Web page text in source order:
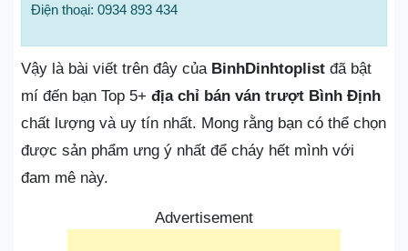
Điện thoại: 0934 893 434
Vậy là bài viết trên đây của BinhDinhtoplist đã bật
mí đến bạn Top 5+ địa chỉ bán ván trượt Bình Định
chất lượng và uy tín nhất. Mong rằng bạn có thể chọn
được sản phẩm ưng ý nhất để cháy hết mình với
đam mê này.
Advertisement